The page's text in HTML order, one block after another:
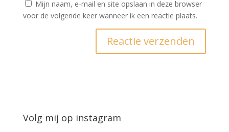
Mijn naam, e-mail en site opslaan in deze browser
voor de volgende keer wanneer ik een reactie plaats.
Volg mij op instagram